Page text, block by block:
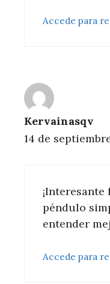
Accede para
Kervainasqv
14 de
péndulo
entender
Accede para